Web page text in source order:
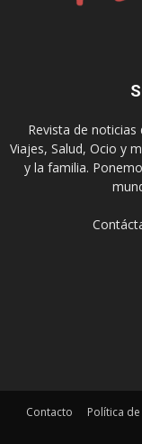
Revista de
Viajes, Salud, Ocio y
y la familia.
Contacto Política